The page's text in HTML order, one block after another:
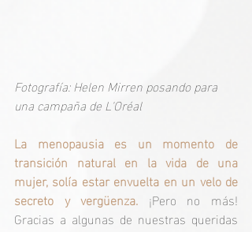
Fotografía: Helen Mirren posando para
una campaña de L'Oréal
La menopausia es un momento de
transición natural en la vida de una
mujer, solía estar envuelta en un velo de
secreto y vergüenza. ¡Pero no más!
Gracias a algunas de nuestras queridas